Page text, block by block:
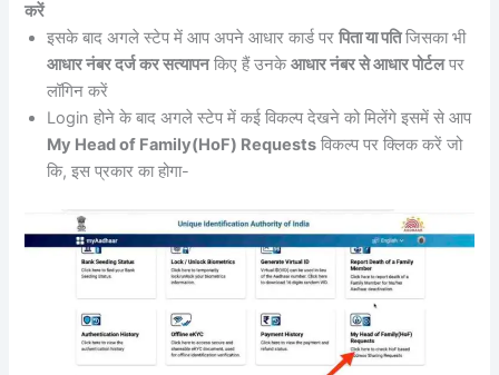
करें
इसके बाद अगले स्टेप में आप अपने आधार कार्ड परपिता या पतिजिसका भी
आधार नंबर दर्ज कर सत्यापनकिए हैं उनकेआधार नंबर से आधार पोर्टलपर
लॉगिन करें
Login होने के बाद अगले स्टेप में कई विकल्प देखने को मिलेंगे इसमें से आप
My Head of Family(HoF) Requests विकल्प पर क्लिक करें जो
कि, इस प्रकार का होगा-